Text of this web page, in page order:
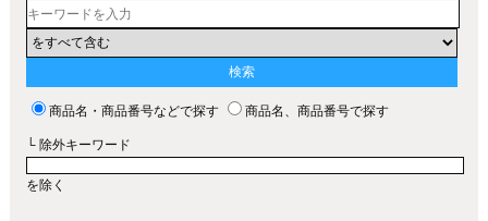
商品名・商品番号などで探す 商品名、商品番号で探す
└ 除外キーワード
を除く